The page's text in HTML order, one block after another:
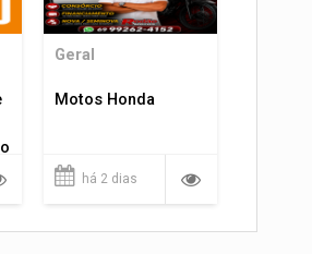
Geral
Motos Honda
há 2 dias